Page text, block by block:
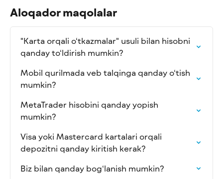
Aloqador maqolalar
"Karta orqali o‘tkazmalar" usuli bilan hisobni
qanday to‘ldirish mumkin?
Mobil qurilmada veb talqinga qanday o‘tish
mumkin?
MetaTrader hisobini qanday yopish
mumkin?
Visa yoki Mastercard kartalari orqali
depozitni qanday kiritish kerak?
Biz bilan qanday bog‘lanish mumkin?